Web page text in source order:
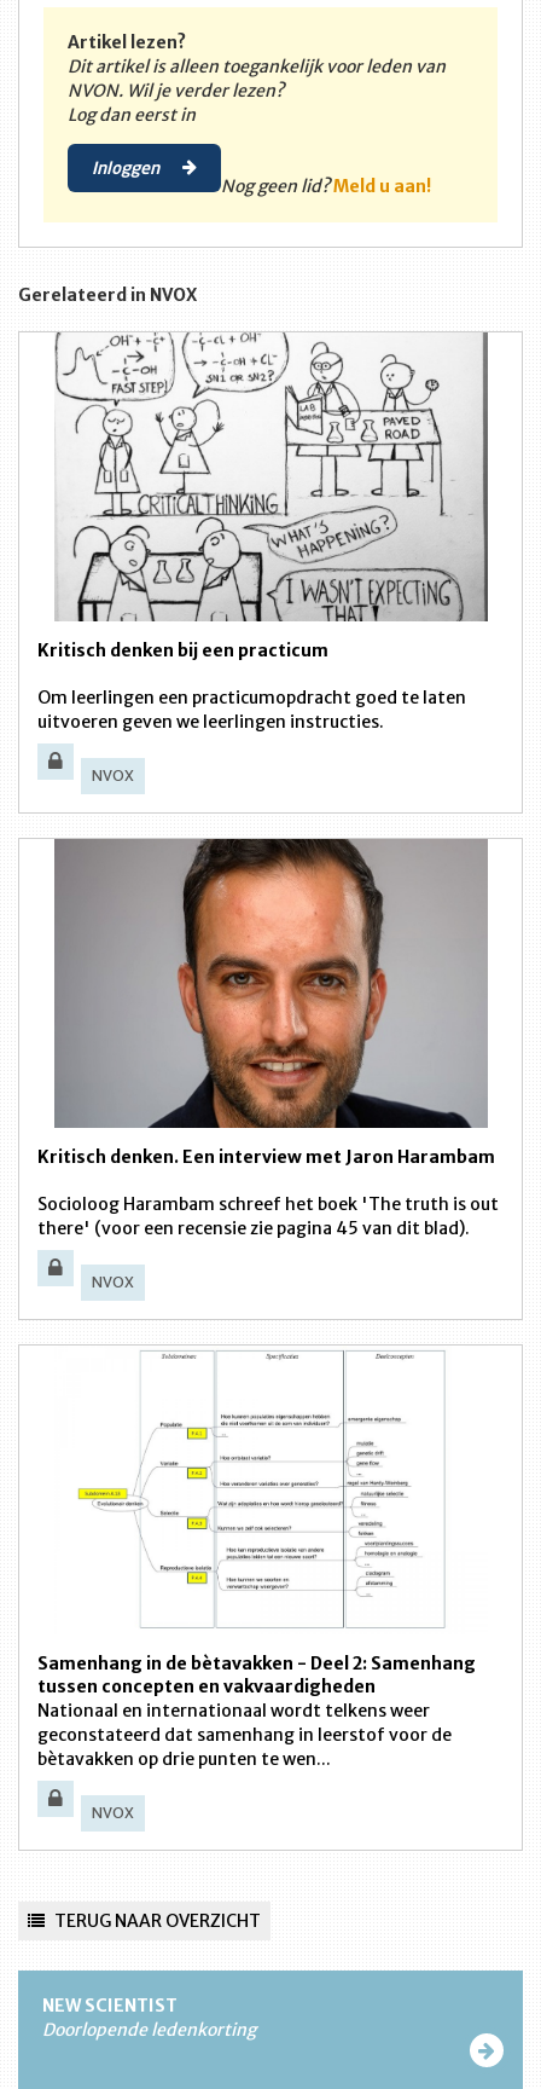
Artikel lezen?
Dit artikel is alleen toegankelijk voor leden van
NVON. Wil je verder lezen?
Log dan eerst in
Inloggen
Nog geen lid?Meld u aan!
Gerelateerd in NVOX
Kritisch denken bij een practicum
Om leerlingen een practicumopdracht goed te laten
uitvoeren geven we leerlingen instructies.
NVOX
Kritisch denken. Een interview met Jaron Harambam
Socioloog Harambam schreef het boek 'The truth is out
there' (voor een recensie zie pagina 45 van dit blad).
NVOX
Samenhang in de bètavakken - Deel 2: Samenhang
tussen concepten en vakvaardigheden
Nationaal en internationaal wordt telkens weer
geconstateerd dat samenhang in leerstof voor de
bètavakken op drie punten te wen...
NVOX
TERUG NAAR OVERZICHT
NEW SCIENTIST
Doorlopende ledenkorting